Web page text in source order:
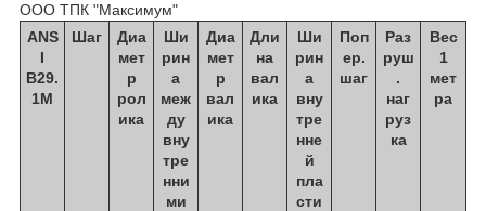
ООО ТПК "Максимум"
ANS
I
В29.
1М
Шаг
Диа
мет
р
рол
ика
Ши
рин
а
меж
ду
вну
тре
нни
ми
Диа
мет
р
вал
ика
Дли
на
вал
ика
Ши
рин
а
вну
тре
нне
й
пла
сти
Поп
ер.
шаг
Раз
руш
.
наг
руз
ка
Вес
1
мет
ра